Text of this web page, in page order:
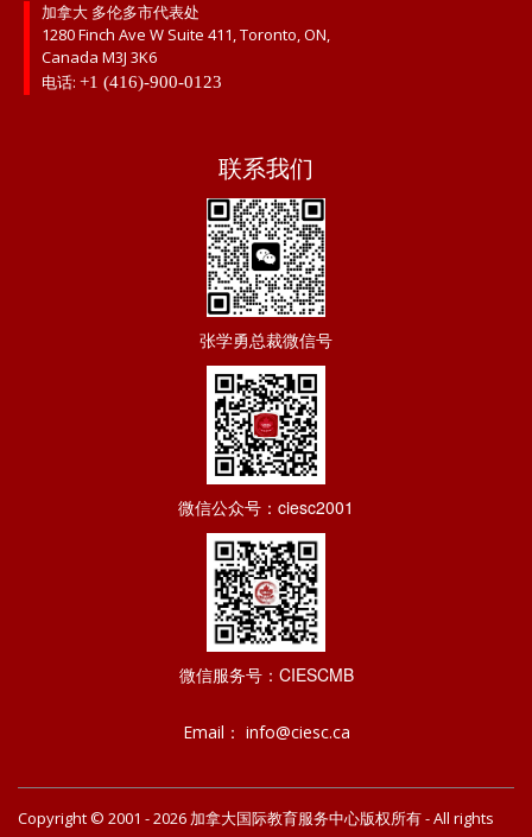
加拿大 多伦多市代表处
1280 Finch Ave W Suite 411, Toronto, ON,
Canada M3J 3K6
电话: +1 (416)-900-0123
联系我们
张学勇总裁微信号
微信公众号：ciesc2001
微信服务号：CIESCMB
Email： info@ciesc.ca
Copyright © 2001 - 2026 加拿大国际教育服务中心版权所有 - All rights